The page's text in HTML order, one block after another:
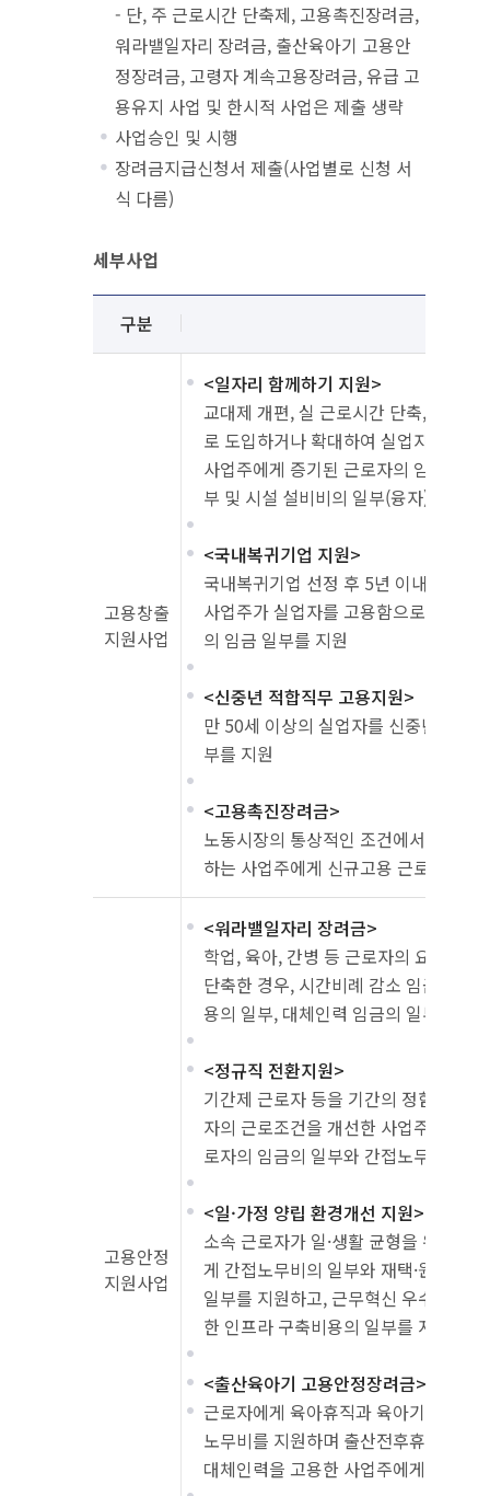
- 단, 주 근로시간 단축제, 고용촉진장려금,
워라밸일자리 장려금, 출산육아기 고용안
정장려금, 고령자 계속고용장려금, 유급 고
용유지 사업 및 한시적 사업은 제출 생략
사업승인 및 시행
장려금지급신청서 제출(사업별로 신청 서
식 다름)
세부사업
설명
구분
고용창출
지원사업
<일자리 함께하기 지원>
교대제 개편, 실 근로시간 단축, 주 근
로 도입하거나 확대하여 실업자를 고
사업주에게 증기된 근로자의 임금 일
부 및 시설 설비비의 일부(융자)를 지원
<국내복귀기업 지원>
국내복귀기업 선정 후 5년 이내인 기
사업주가 실업자를 고용함으로써 근로
의 임금 일부를 지원
<신중년 적합직무 고용지원>
만 50세 이상의 실업자를 신중년 적합
부를 지원
<고용촉진장려금>
노동시장의 통상적인 조건에서 취업이
하는 사업주에게 신규고용 근로자 임
고용안정
지원사업
<워라밸일자리 장려금>
학업, 육아, 간병 등 근로자의 요청에
단축한 경우, 시간비례 감소 임금보다
용의 일부, 대체인력 임금의 일부를 지
<정규직 전환지원>
기간제 근로자 등을 기간의 정함이 없
자의 근로조건을 개선한 사업주에게
로자의 임금의 일부와 간접노무비 지원
<일·가정 양립 환경개선 지원>
소속 근로자가 일·생활 균형을 위해 유
게 간접노무비의 일부와 재택·원격근
일부를 지원하고, 근무혁신 우수기업
한 인프라 구축비용의 일부를 지원
<출산육아기 고용안정장려금>
근로자에게 육아휴직과 육아기 근로시
노무비를 지원하며 출산전후휴가, 유
대체인력을 고용한 사업주에게 대체인